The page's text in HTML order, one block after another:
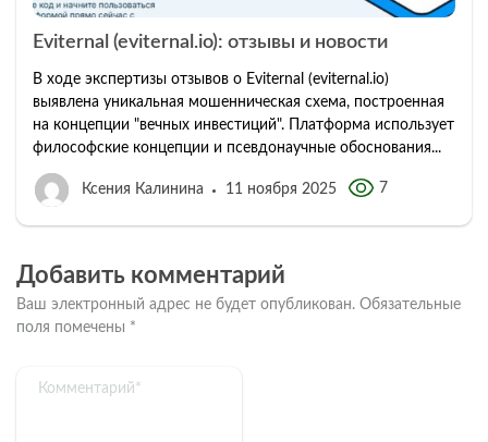
Eviternal (eviternal.io): отзывы и новости
В ходе экспертизы отзывов о Eviternal (eviternal.io)
выявлена уникальная мошенническая схема, построенная
на концепции "вечных инвестиций". Платформа использует
философские концепции и псевдонаучные обоснования...
Ксения Калинина 11 ноября 2025 7
Добавить комментарий
Ваш электронный адрес не будет опубликован. Обязательные
поля помечены *